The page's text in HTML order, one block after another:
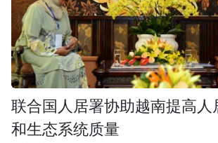
联合国人居署协助越南提高人
和生态系统质量